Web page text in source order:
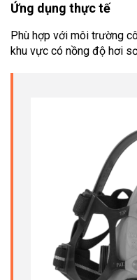
Ứng dụng thực tế
Phù hợp với môi trường
khu vực có nồng độ hơi